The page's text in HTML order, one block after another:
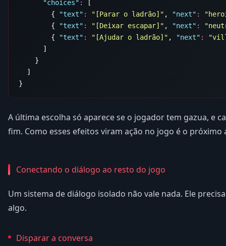
      "
choices" :
        {
"text" : " [Parar o ladrão] " , "next" : "
        {
"text" : " [Deixar escapar] " , "next" : "
        {
"text" : " [Ajudar o ladrão] " , "next" : "
A última escolha só aparece se o jogador tem gazua, e
fim. Como esses efeitos viram ação no jogo é o próximo
Conectando o diálogo ao resto do jogo
Um sistema de diálogo isolado não vale nada. Ele
algo.
Disparar a conversa